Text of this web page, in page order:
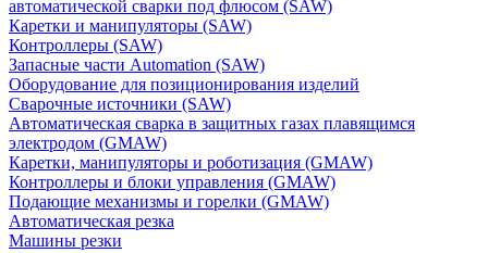
автоматической сварки под флюсом (SAW)
Каретки и манипуляторы (SAW)
Контроллеры (SAW)
Запасные части Automation (SAW)
Оборудование для позиционирования изделий
Сварочные источники (SAW)
Автоматическая сварка в защитных газах плавящимся
электродом (GMAW)
Каретки, манипуляторы и роботизация (GMAW)
Контроллеры и блоки управления (GMAW)
Подающие механизмы и горелки (GMAW)
Автоматическая резка
Машины резки